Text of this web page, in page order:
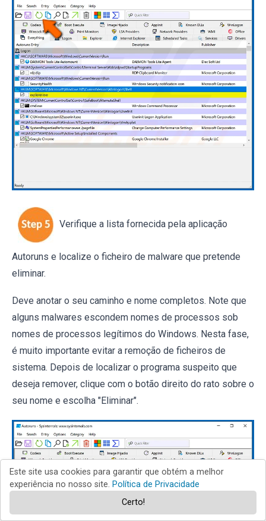
Verifique a lista fornecida pela aplicação
Autoruns e localize o ficheiro de malware que pretende
eliminar.
Deve anotar o seu caminho e nome completos. Note que
alguns malwares escondem nomes de processos sob
nomes de processos legítimos do Windows. Nesta fase,
é muito importante evitar a remoção de ficheiros de
sistema. Depois de localizar o programa suspeito que
deseja remover, clique com o botão direito do rato sobre o
seu nome e escolha "Eliminar".
Este site usa cookies para garantir que obtém a melhor
experiência no nosso site. Política de Privacidade
Certo!